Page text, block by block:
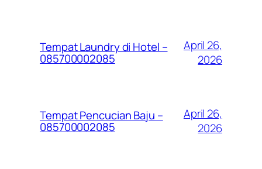
Tempat Laundry di Hotel –
085700002085
April 26,
2026
Tempat Pencucian Baju –
085700002085
April 26,
2026